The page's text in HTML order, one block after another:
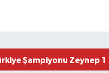
yaşındaki Miraç
Şampiyonu Zeynep